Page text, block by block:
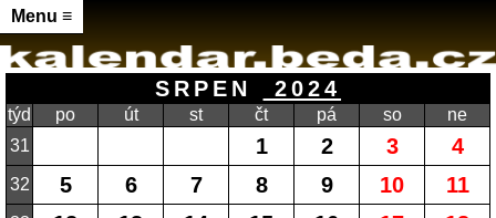
Menu ≡
SRPEN 2024
týd po út st čt pá so
ne
31
1 2 3 4
32 5 6 7 8 9 10 11